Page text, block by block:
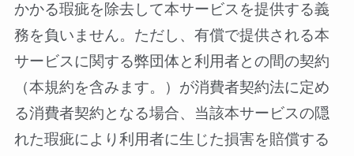
かかる瑕疵を除去して本サービスを提供する義
務を負いません。ただし、有償で提供される本
サービスに関する弊団体と利用者との間の契約
（本規約を含みます。）が消費者契約法に定め
る消費者契約となる場合、当該本サービスの隠
れた瑕疵により利用者に生じた損害を賠償する